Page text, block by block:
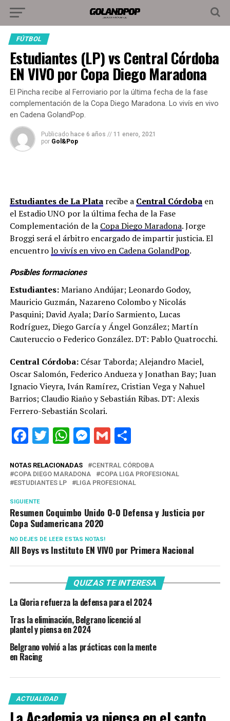
FÚTBOL
Estudiantes (LP) vs Central Córdoba
EN VIVO por Copa Diego Maradona
El Pincha recibe al Ferroviario por la última fecha de la fase
complementación de la Copa Diego Maradona. Lo vivís en vivo
en Cadena GolandPop.
Publicado hace 6 años // 11 enero, 2021
por Gol&Pop
Estudiantes de La Plata recibe a Central Córdobaen
el Estadio UNO por la última fecha de la Fase
Complementación de la Copa Diego Maradona. Jorge
Broggi será el árbitro encargado de impartir justicia. El
encuentrolo vivís en vivo en Cadena GolandPop.
Posibles formaciones
Estudiantes:Mariano Andújar; Leonardo Godoy,
Mauricio Guzmán, Nazareno Colombo y Nicolás
Pasquini; David Ayala; Darío Sarmiento, Lucas
Rodríguez, Diego García y Ángel González; Martín
Cauteruccio o Federico González. DT: Pablo Quatrocchi.
Central Córdoba:César Taborda; Alejandro Maciel,
Oscar Salomón, Federico Andueza y Jonathan Bay; Juan
Ignacio Vieyra, Iván Ramírez, Cristian Vega y Nahuel
Barrios; Claudio Riaño y Sebastián Ribas. DT: Alexis
Ferrero-Sebastián Scolari.
Facebook
Twitter
WhatsApp
Messenger
GmailShare
NOTAS RELACIONADAS
CENTRAL CÓRDOBA
COPA DIEGO MARADONA
COPA LIGA PROFESIONAL
ESTUDIANTES LP
LIGA PROFESIONAL
SIGUIENTE
Resumen Coquimbo Unido 0-0 Defensa y Justicia por
Copa Sudamericana 2020
NO DEJES DE LEER ESTAS NOTAS!
All Boys vs Instituto EN VIVO por Primera Nacional
QUIZAS TE INTERESA
La Gloria refuerza la defensa para el 2024
Tras la eliminación, Belgrano licenció al
plantel y piensa en 2024
Belgrano volvió a las prácticas con la mente
en Racing
ACTUALIDAD